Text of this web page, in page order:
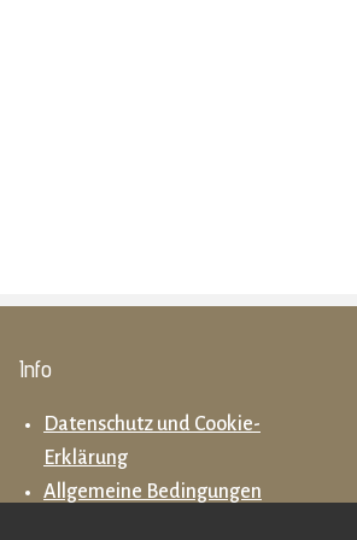
Info
Datenschutz und Cookie-
Erklärung
Allgemeine Bedingungen